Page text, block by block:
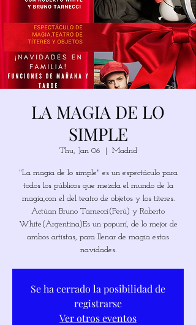
LA MAGIA DE LO
SIMPLE
Thu, Jan 06 Madrid
"La magia de lo simple" es un espectáculo para
todos los públicos que mezcla el mundo de la
magia,con el del teatro de objetos y los títeres.
Actúan Bruno Tarnecci(Perú) y Roberto
White(Argentina)Es un popurrí, de lo mejor de
ambos artistas, para llenar de magia estas
navidades.
Se ha cerrado la posibilidad de
registrarse
Ver otros eventos